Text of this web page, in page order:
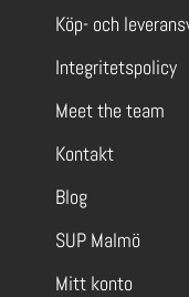
Köp- och
Integritetspolicy
Meet the team
Kontakt
Blog
SUP Malmö
Mitt konto